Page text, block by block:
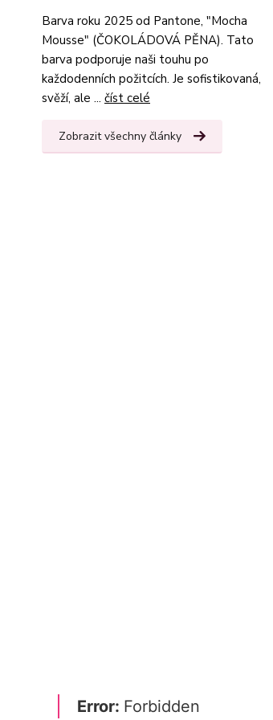
Barva roku 2025 od Pantone, "Mocha
Mousse" (ČOKOLÁDOVÁ PĚNA). Tato
barva podporuje naši touhu po
každodenních požitcích. Je sofistikovaná,
svěží, ale ... číst celé
Zobrazit všechny články